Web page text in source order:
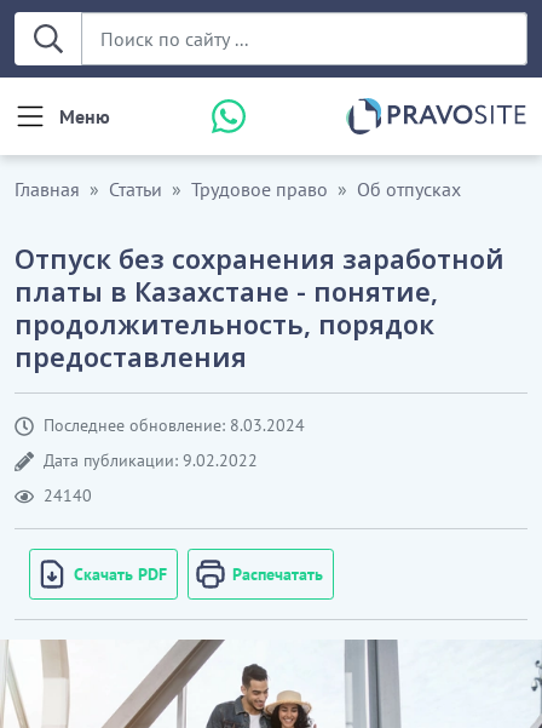
Меню
Главная Статьи Трудовое право Об отпусках
Отпуск без сохранения заработной
платы в Казахстане - понятие,
продолжительность, порядок
предоставления
Последнее обновление: 8.03.2024
Дата публикации: 9.02.2022
24140
Скачать PDF Распечатать